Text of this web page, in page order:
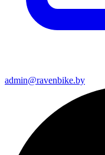
admin@ravenbike.by